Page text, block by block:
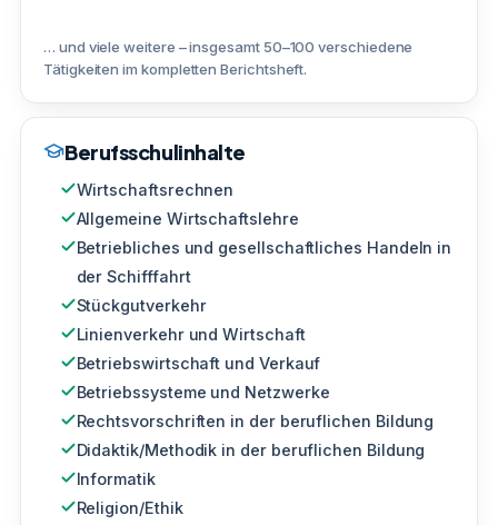
… und viele weitere – insgesamt 50–100 verschiedene
Tätigkeiten im kompletten Berichtsheft.
Berufsschulinhalte
Wirtschaftsrechnen
Allgemeine Wirtschaftslehre
Betriebliches und gesellschaftliches Handeln in
der Schifffahrt
Stückgutverkehr
Linienverkehr und Wirtschaft
Betriebswirtschaft und Verkauf
Betriebssysteme und Netzwerke
Rechtsvorschriften in der beruflichen Bildung
Didaktik/Methodik in der beruflichen Bildung
Informatik
Religion/Ethik